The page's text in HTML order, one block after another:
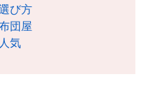
び方
団屋
人気